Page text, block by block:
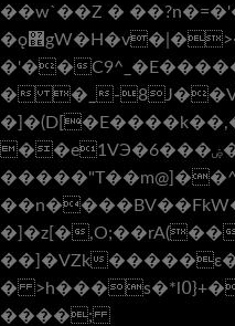
��w`��Z �
�ǫ޾gW�H�v�|�>�FK],9B݆'�>�"�NI|
�'��
� �_-
��e1VЭ�6���ۻ��(�p���,�.6�i����<|
�]�z[�
��]�VZk
� >h���s�*l߀}+��u�2��ྟ����ςi����m���G���1>��<��Ql���+yq�C.��O"���������^4I6���G�(4b�N���:��˳�I��?
����;